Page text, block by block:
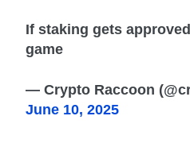
If staking gets
game
— Crypto Raccoon
June 10, 2025